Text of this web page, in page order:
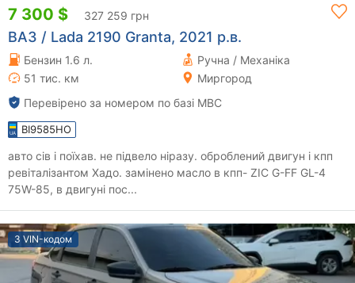
7 300 $ 327 259 грн
ВАЗ / Lada 2190 Granta, 2021 р.в.
Бензин 1.6 л.
Ручна / Механіка
51 тис. км
Миргород
Перевірено за номером по базі МВС
BI9585HO
авто сів і поїхав. не підвело ніразу. оброблений двигун і кпп
ревіталізантом Хадо. замінено масло в кпп- ZIC G-FF GL-4
75W-85, в двигуні пос...
З VIN-кодом